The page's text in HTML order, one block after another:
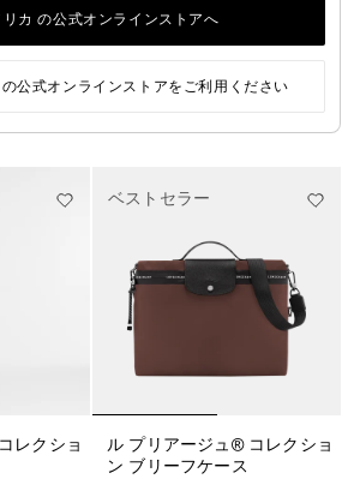
ル プリアージュ® エナジー L
バックパック
¥ 51,700
ル プリアージュ® コレクショ
ン ブリーフケース
ベストセラー
リカ の公式オンラインストアへ
公式オンラインストアをご利用ください